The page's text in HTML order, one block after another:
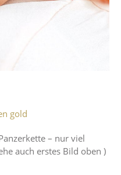
gold
– nur viel
auch erstes Bild oben )